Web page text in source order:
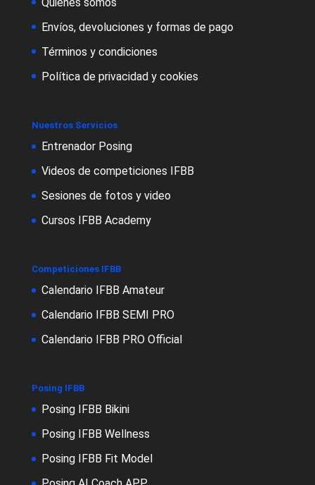
Envíos, devoluciones y formas de pago
Términos y condiciones
Política de privacidad y cookies
Nuestros Servicios
Entrenador Posing
Videos de competiciones IFBB
Sesiones de fotos y video
Cursos IFBB Academy
Competiciones IFBB
Calendario IFBB Amateur
Calendario IFBB SEMI PRO
Calendario IFBB PRO Official
Posing IFBB
Posing IFBB Bikini
Posing IFBB Wellness
Posing IFBB Fit Model